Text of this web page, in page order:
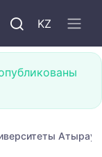
KZ
Атырау